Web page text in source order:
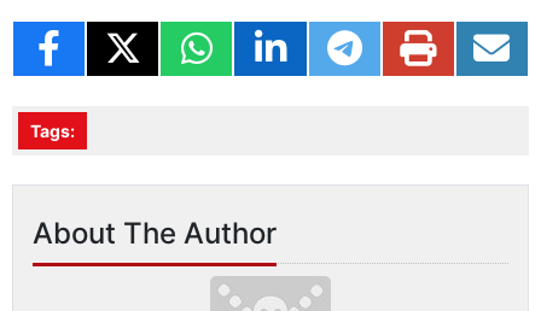
Tags:
About The Author